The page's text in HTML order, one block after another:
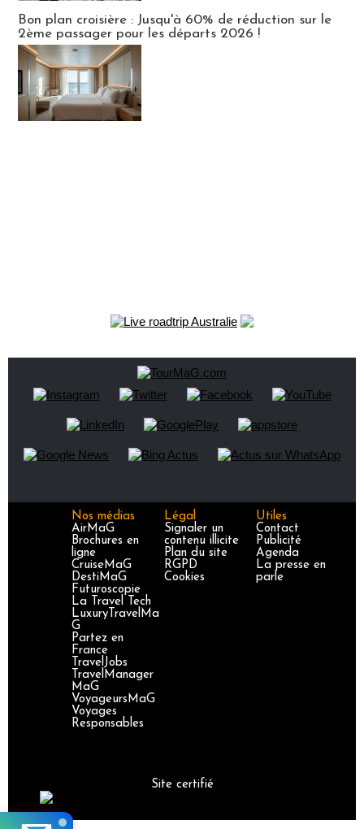
Bon plan croisière : Jusqu'à 60% de réduction sur le
2ème passager pour les départs 2026 !
Nos médias
AirMaG
Brochures en
ligne
CruiseMaG
DestiMaG
Futuroscopie
La Travel Tech
LuxuryTravelMa
G
Partez en
France
TravelJobs
TravelManager
MaG
VoyageursMaG
Voyages
Responsables
Légal
Signaler un
contenu illicite
Plan du site
RGPD
Cookies
Utiles
Contact
Publicité
Agenda
La presse en
parle
Site certifié